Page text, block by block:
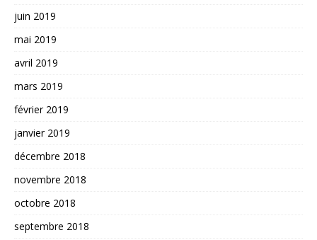
juin 2019
mai 2019
avril 2019
mars 2019
février 2019
janvier 2019
décembre 2018
novembre 2018
octobre 2018
septembre 2018